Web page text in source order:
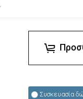
Συσκευασία